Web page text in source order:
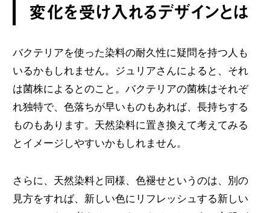
変化を受け入れるデザインとは
バクテリアを使った染料の耐久性に疑問を持つ人も
いるかもしれません。ジュリアさんによると、それ
は菌株によるとのこと。バクテリアの菌株はそれぞ
れ独特で、色落ちが早いものもあれば、長持ちする
ものもあります。天然染料に置き換えて考えてみる
とイメージしやすいかもしれません。
さらに、天然染料と同様、色褪せというのは、別の
見方をすれば、新しい色にリフレッシュする新しい